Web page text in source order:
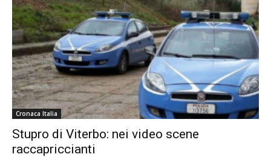
Cronaca Italia
Stupro di Viterbo: nei video scene
raccapriccianti